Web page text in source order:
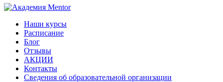
Наши курсы
Расписание
Блог
Отзывы
АКЦИИ
Контакты
Сведения об образовательной организации